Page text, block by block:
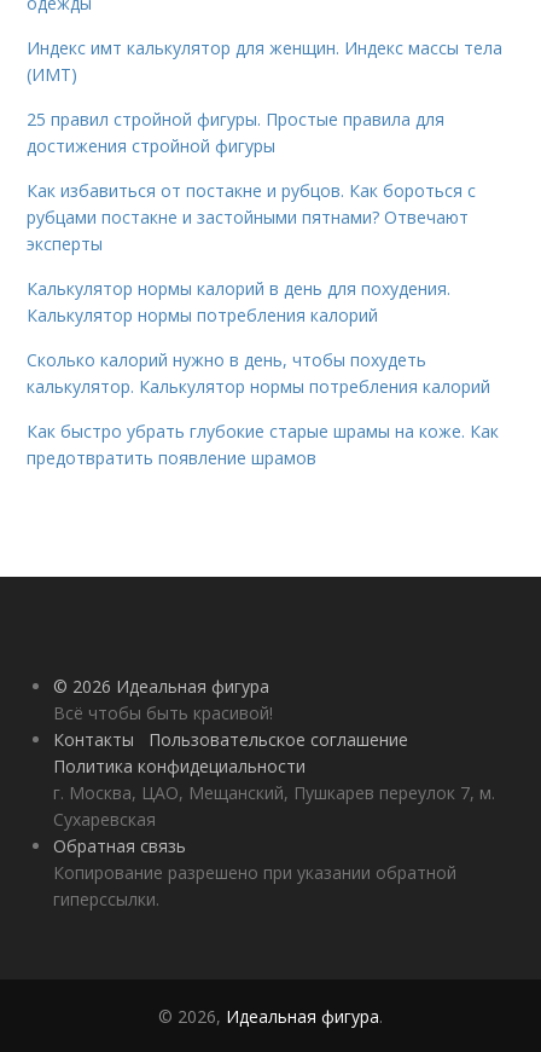
Индекс имт калькулятор для женщин. Индекс массы тела
(ИМТ)
25 правил стройной фигуры. Простые правила для
достижения стройной фигуры
Как избавиться от постакне и рубцов. Как бороться с
рубцами постакне и застойными пятнами? Отвечают
эксперты
Калькулятор нормы калорий в день для похудения.
Калькулятор нормы потребления калорий
Сколько калорий нужно в день, чтобы похудеть
калькулятор. Калькулятор нормы потребления калорий
Как быстро убрать глубокие старые шрамы на коже. Как
предотвратить появление шрамов
© 2026 Идеальная фигура
Всё чтобы быть красивой!
Контакты
Пользовательское соглашение
Политика конфидециальности
г. Москва, ЦАО, Мещанский, Пушкарев переулок 7, м.
Сухаревская
Обратная связь
Копирование разрешено при указании обратной
гиперссылки.
© 2026, Идеальная фигура.